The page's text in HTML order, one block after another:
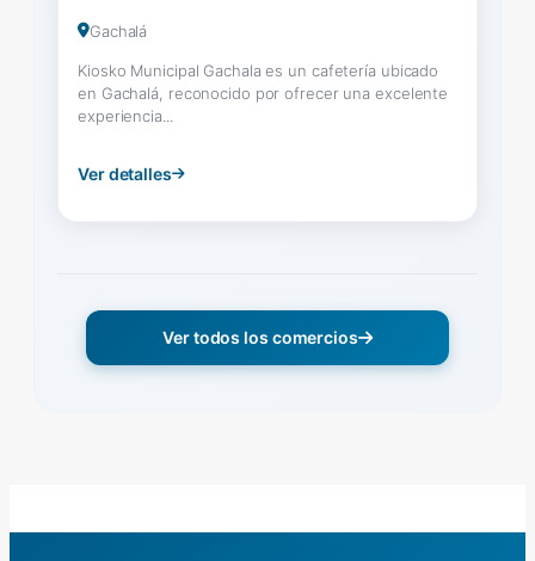
Gachalá
Kiosko Municipal Gachala es un cafetería ubicado
en Gachalá, reconocido por ofrecer una excelente
experiencia...
Ver detalles
Ver todos los comercios